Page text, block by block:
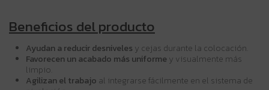
Beneficios del producto
Ayudan a reducir desniveles y cejas durante la colocación.
Favorecen un acabado más uniforme y visualmente más
limpio.
Agilizan el trabajo al integrarse fácilmente en el sistema de